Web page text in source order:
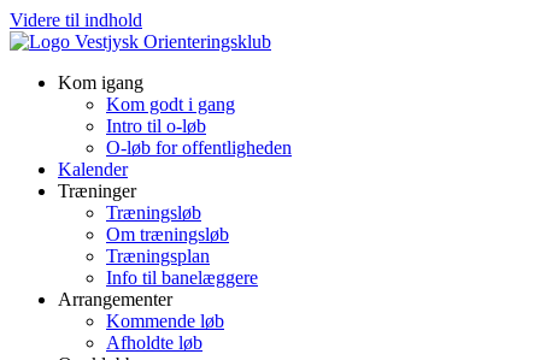
Videre til indhold
Kom igang
Kom godt i gang
Intro til o-løb
O-løb for offentligheden
Kalender
Træninger
Træningsløb
Om træningsløb
Træningsplan
Info til banelæggere
Arrangementer
Kommende løb
Afholdte løb